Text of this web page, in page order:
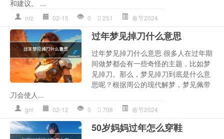
和建议。 ...
nrz 02-15 0 251 春节2024
过年梦见掉刀什么意思
过年梦见掉刀什么意思 很多人在过年期
间做梦都会有一些奇怪的主题，比如梦
见掉刀。那么，梦见掉刀到底是什么意
思呢？根据周公的现代解梦，梦见佩带
刀会使人...
gnl 02-12 0 708 春节2024
50岁妈妈过年怎么穿鞋